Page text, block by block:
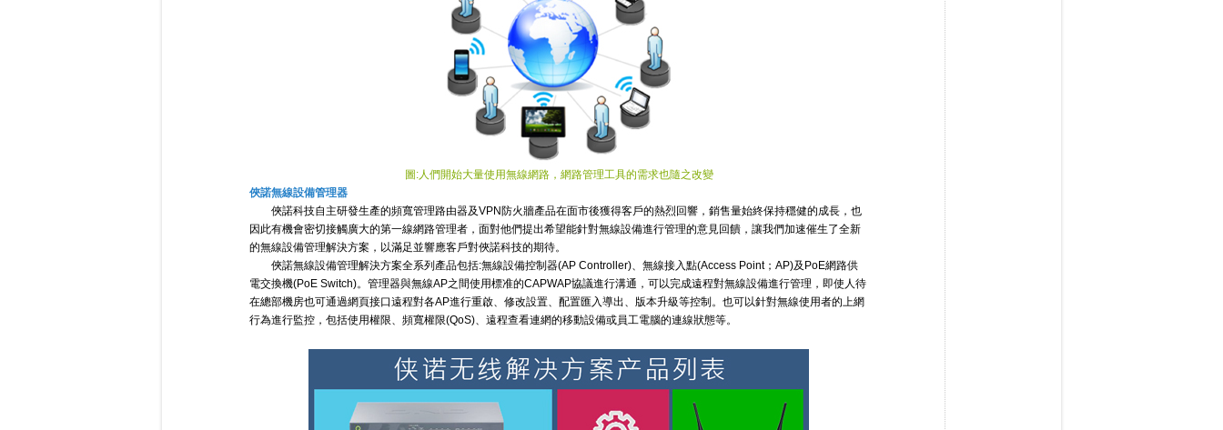
圖:人們開始大量使用無線網路，網路管理工具的需求也隨之改變
俠諾無線設備管理器
俠諾科技自主研發生產的頻寬管理路由器及VPN防火牆產品在面市後獲得客戶的熱烈回響，銷售量始終保持穩健的成長，也
因此有機會密切接觸廣大的第一線網路管理者，面對他們提出希望能針對無線設備進行管理的意見回饋，讓我們加速催生了全新
的無線設備管理解決方案，以滿足並響應客戶對俠諾科技的期待。
俠諾無線設備管理解決方案全系列產品包括:無線設備控制器(AP Controller)、無線接入點(Access Point；AP)及PoE網路供
電交換機(PoE Switch)。管理器與無線AP之間使用標准的CAPWAP協議進行溝通，可以完成遠程對無線設備進行管理，即使人待
在總部機房也可通過網頁接口遠程對各AP進行重啟、修改設置、配置匯入導出、版本升級等控制。也可以針對無線使用者的上網
行為進行監控，包括使用權限、頻寬權限(QoS)、遠程查看連網的移動設備或員工電腦的連線狀態等。